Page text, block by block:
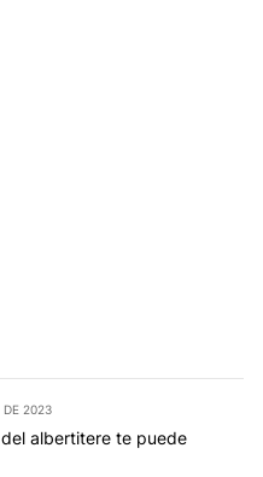
DE 2023
albertitere te puede